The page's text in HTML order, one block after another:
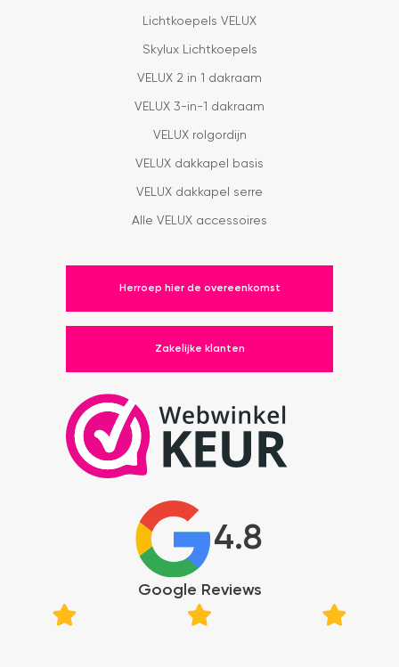
Lichtkoepels VELUX
Skylux Lichtkoepels
VELUX 2 in 1 dakraam
VELUX 3-in-1 dakraam
VELUX rolgordijn
VELUX dakkapel basis
VELUX dakkapel serre
Alle VELUX accessoires
Herroep hier de overeenkomst
Zakelijke klanten
4.8
Google Reviews